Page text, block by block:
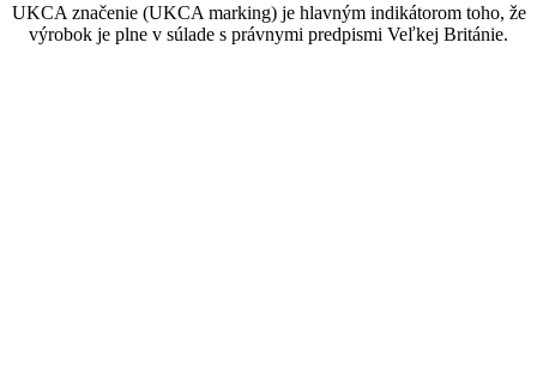
UKCA značenie (UKCA marking) je hlavným indikátorom toho, že
výrobok je plne v súlade s právnymi predpismi Veľkej Británie.